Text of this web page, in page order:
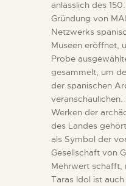
anlässlich des
Gründung von
Netzwerks
Museen eröffnet,
Probe
gesammelt, um
der spanischen
Werken der
des Landes
als Symbol der
Gesellschaft von
Mehrwert schafft,
Taras Idol ist